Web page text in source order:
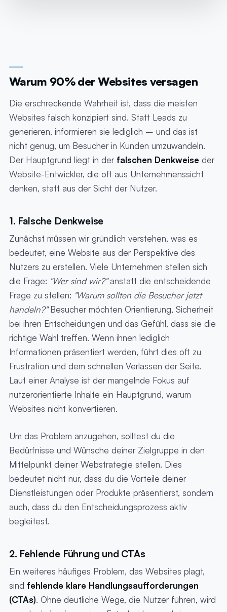
Warum 90% der Websites versagen
Die erschreckende Wahrheit ist, dass die meisten
Websites falsch konzipiert sind. Statt Leads zu
generieren, informieren sie lediglich – und das ist
nicht genug, um Besucher in Kunden umzuwandeln.
Der Hauptgrund liegt in der falschen Denkweise der
Website-Entwickler, die oft aus Unternehmenssicht
denken, statt aus der Sicht der Nutzer.
1. Falsche Denkweise
Zunächst müssen wir gründlich verstehen, was es
bedeutet, eine Website aus der Perspektive des
Nutzers zu erstellen. Viele Unternehmen stellen sich
die Frage: "Wer sind wir?"anstatt die entscheidende
Frage zu stellen: "Warum sollten die Besucher jetzt
handeln?"Besucher möchten Orientierung, Sicherheit
bei ihren Entscheidungen und das Gefühl, dass sie die
richtige Wahl treffen. Wenn ihnen lediglich
Informationen präsentiert werden, führt dies oft zu
Frustration und dem schnellen Verlassen der Seite.
Laut einer Analyse ist der mangelnde Fokus auf
nutzerorientierte Inhalte ein Hauptgrund, warum
Websites nicht konvertieren.
Um das Problem anzugehen, solltest du die
Bedürfnisse und Wünsche deiner Zielgruppe in den
Mittelpunkt deiner Webstrategie stellen. Dies
bedeutet nicht nur, dass du die Vorteile deiner
Dienstleistungen oder Produkte präsentierst, sondern
auch, dass du den Entscheidungsprozess aktiv
begleitest.
2. Fehlende Führung und CTAs
Ein weiteres häufiges Problem, das Websites plagt,
sind fehlende klare Handlungsaufforderungen
(CTAs). Ohne deutliche Wege, die Nutzer führen, wird